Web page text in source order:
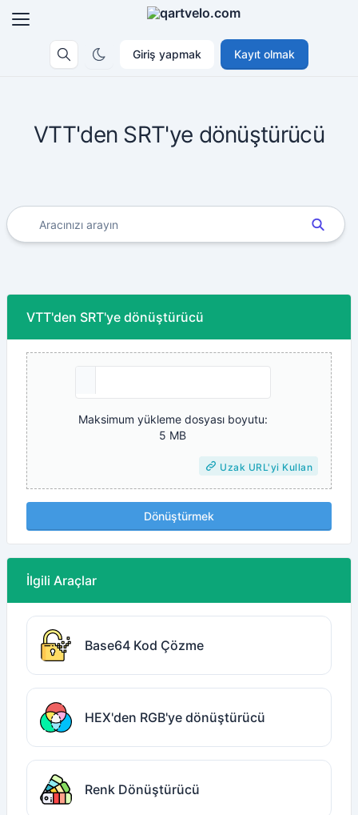
Giriş yapmak Kayıt olmak
VTT'den SRT'ye dönüştürücü
VTT'den SRT'ye dönüştürücü
Maksimum yükleme dosyası boyutu:
5 MB
Uzak URL'yi Kullan
Dönüştürmek
İlgili Araçlar
Base64 Kod Çözme
HEX'den RGB'ye dönüştürücü
Renk Dönüştürücü